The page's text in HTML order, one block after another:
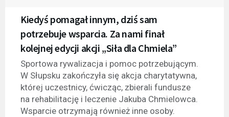
Kiedyś pomagał innym, dziś sam
potrzebuje wsparcia. Za nami finał
kolejnej edycji akcji „Siła dla Chmiela”
Sportowa rywalizacja i pomoc potrzebującym.
W Słupsku zakończyła się akcja charytatywna,
której uczestnicy, ćwicząc, zbierali fundusze
na rehabilitację i leczenie Jakuba Chmielowca.
Wsparcie otrzymają również inne osoby.